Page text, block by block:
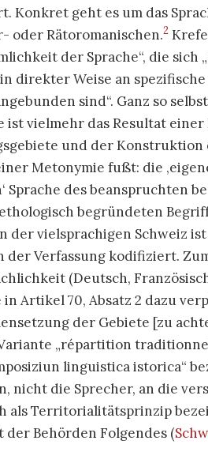
Konkret geht es um das
oder Rätoromanischen.2
der Sprache“, die
direkter Weise an
sind“. Ganz so
ist vielmehr das Resultat
und der
Metonymie fußt: die
Sprache des beanspruchten
begründeten
der vielsprachigen Schweiz
der Verfassung kodifiziert.
(Deutsch,
in Artikel 70, Absatz 2 dazu
der Gebiete [zu
„répartition
linguistica istorica“
nicht die Sprecher, an die
als Territorialitätsprinzip
der Behörden Folgendes (